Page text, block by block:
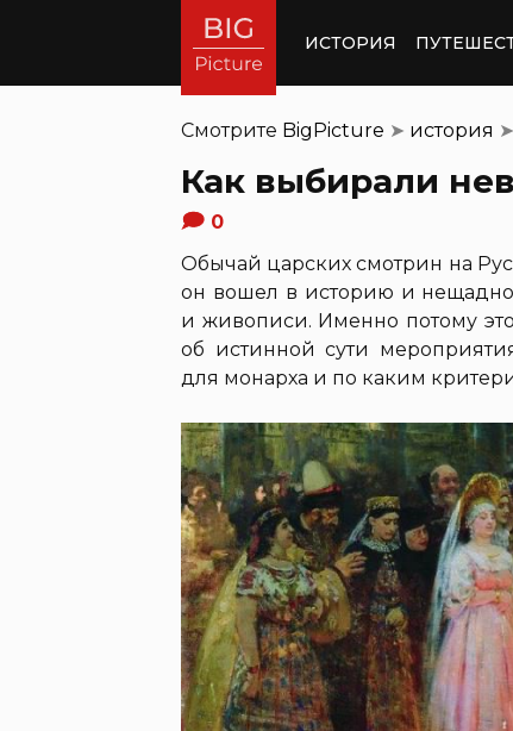
ИСТОРИЯ
Смотрите BigPicture ➤ история ➤
Как выбирали
0
Обычай царских смотрин на
он вошел в историю и нещадно
и живописи. Именно потому
об истинной сути
для монарха и по каким